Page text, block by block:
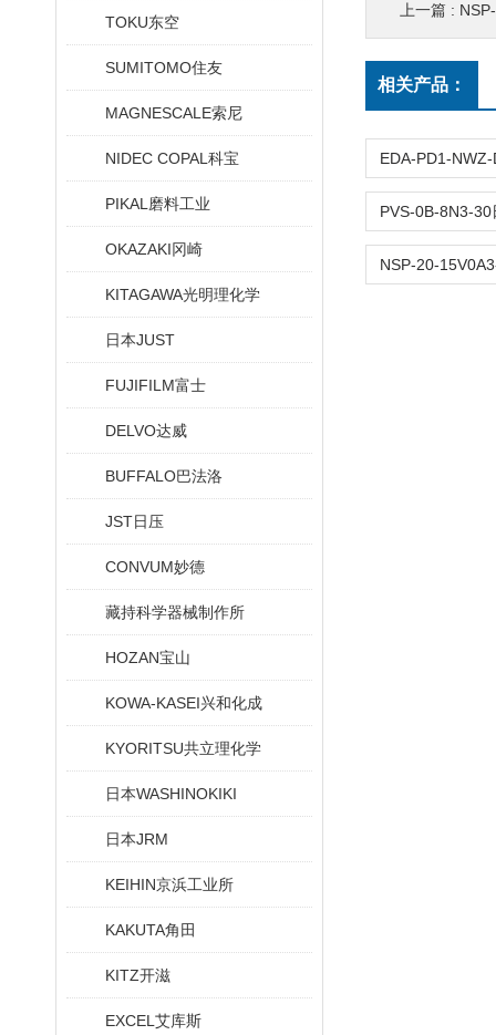
TOKU东空
SUMITOMO住友
MAGNESCALE索尼
NIDEC COPAL科宝
PIKAL磨料工业
OKAZAKI冈崎
KITAGAWA光明理化学
日本JUST
FUJIFILM富士
DELVO达威
BUFFALO巴法洛
JST日压
CONVUM妙德
藏持科学器械制作所
HOZAN宝山
KOWA-KASEI兴和化成
KYORITSU共立理化学
日本WASHINOKIKI
日本JRM
KEIHIN京浜工业所
KAKUTA角田
KITZ开滋
EXCEL艾库斯
上一篇 : NSP-
相关产品：